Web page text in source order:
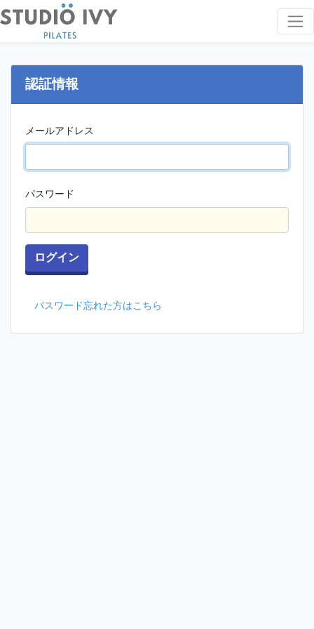
認証情報
メールアドレス
パスワード
ログイン
パスワード忘れた方はこちら